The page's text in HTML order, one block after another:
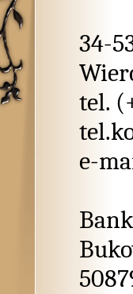
34-
tel.
e-